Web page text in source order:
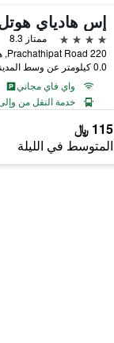
إس هادياي
4 نجوم
ممتاز 8.3
220 Prachathipat Road, هات ياي, تايلاند
0.0 كيلومتر عن وسط المدينة
واي فاي مجاني
خدمة النقل من
115 ﷼
المتوسط في الليلة